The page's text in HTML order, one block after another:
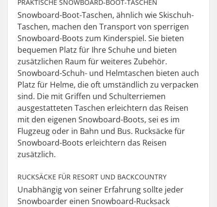
PRAKTISCHE SNOWBOARD-BOOT-TASCHEN
Snowboard-Boot-Taschen, ähnlich wie Skischuh-
Taschen, machen den Transport von sperrigen
Snowboard-Boots zum Kinderspiel. Sie bieten
bequemen Platz für Ihre Schuhe und bieten
zusätzlichen Raum für weiteres Zubehör.
Snowboard-Schuh- und Helmtaschen bieten auch
Platz für Helme, die oft umständlich zu verpacken
sind. Die mit Griffen und Schulterriemen
ausgestatteten Taschen erleichtern das Reisen
mit den eigenen Snowboard-Boots, sei es im
Flugzeug oder in Bahn und Bus. Rucksäcke für
Snowboard-Boots erleichtern das Reisen
zusätzlich.
RUCKSÄCKE FÜR RESORT UND BACKCOUNTRY
Unabhängig von seiner Erfahrung sollte jeder
Snowboarder einen Snowboard-Rucksack